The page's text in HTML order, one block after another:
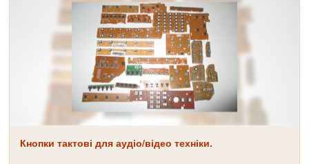
Кнопки тактові для аудіо/відео техніки.